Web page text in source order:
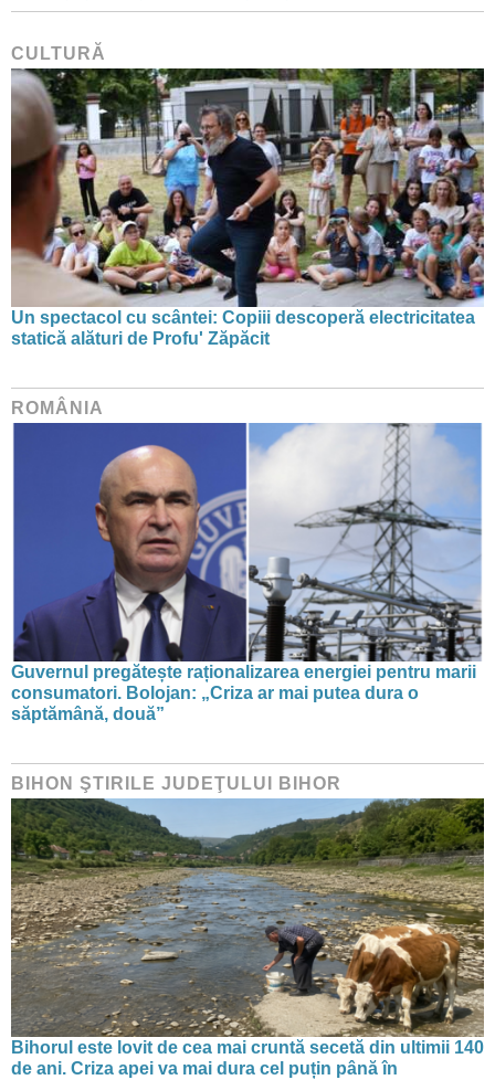
CULTURĂ
Un spectacol cu scântei: Copiii descoperă electricitatea
statică alături de Profu' Zăpăcit
ROMÂNIA
Guvernul pregătește raționalizarea energiei pentru marii
consumatori. Bolojan: „Criza ar mai putea dura o
săptămână, două”
BIHON ŞTIRILE JUDEŢULUI BIHOR
Bihorul este lovit de cea mai cruntă secetă din ultimii 140
de ani. Criza apei va mai dura cel puțin până în